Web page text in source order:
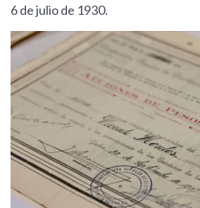
6 de julio de 1930.